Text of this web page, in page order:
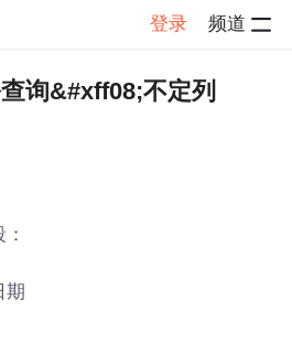
登录 频道
详情
询&#xff08;不定列
期